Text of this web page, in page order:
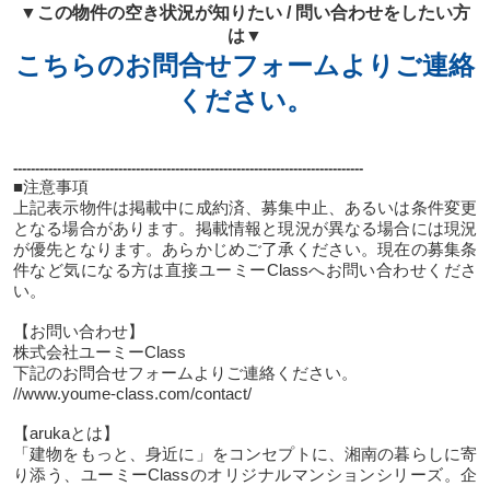
▼この物件の空き状況が知りたい / 問い合わせをしたい方
は▼
こちらのお問合せフォームよりご連絡
ください。
--------------------------------------------------------------------------------
■注意事項
上記表示物件は掲載中に成約済、募集中止、あるいは条件変更
となる場合があります。掲載情報と現況が異なる場合には現況
が優先となります。あらかじめご了承ください。現在の募集条
件など気になる方は直接ユーミーClassへお問い合わせくださ
い。
【お問い合わせ】
株式会社ユーミーClass
下記のお問合せフォームよりご連絡ください。
//www.youme-class.com/contact/
【arukaとは】
「建物をもっと、身近に」をコンセプトに、湘南の暮らしに寄
り添う、ユーミーClassのオリジナルマンションシリーズ。企